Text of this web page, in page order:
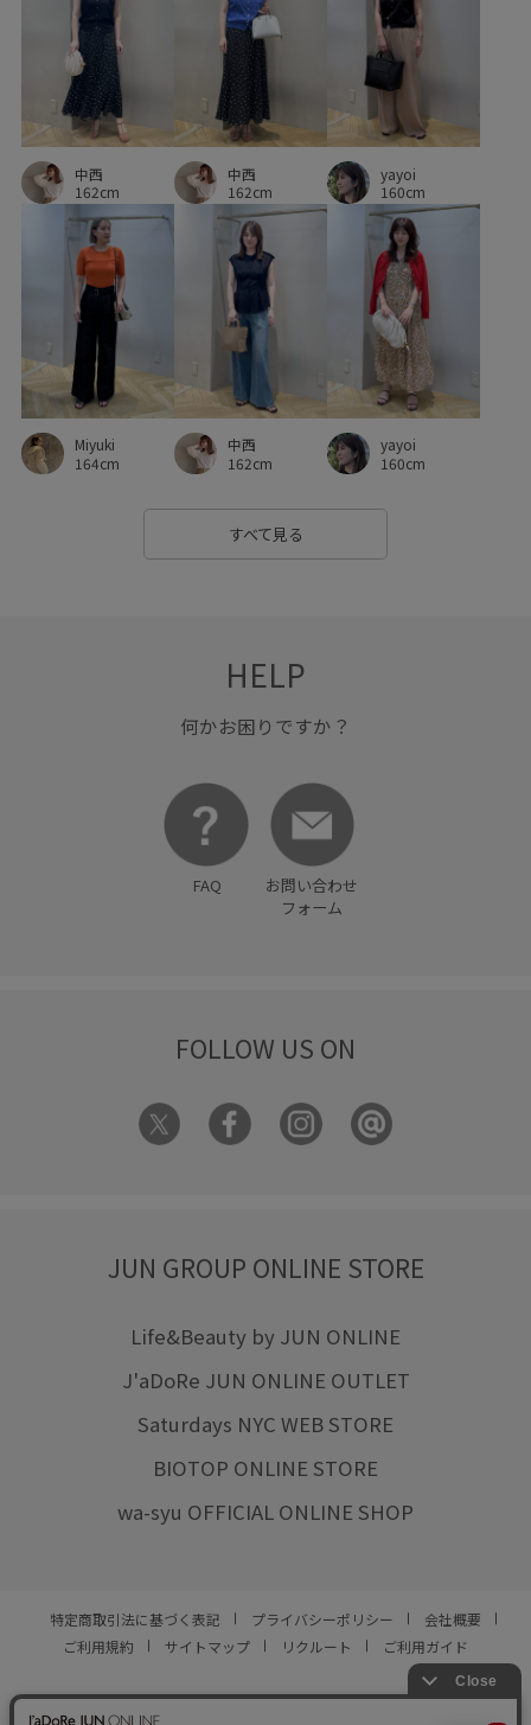
中西
162cm
中西
162cm
yayoi
160cm
Miyuki
164cm
中西
162cm
yayoi
160cm
すべて見る
HELP
何かお困りですか？
FAQ
お問い合わせ
フォーム
FOLLOW US ON
JUN GROUP ONLINE STORE
Life&Beauty by JUN ONLINE
J'aDoRe JUN ONLINE OUTLET
Saturdays NYC WEB STORE
BIOTOP ONLINE STORE
wa-syu OFFICIAL ONLINE SHOP
特定商取引法に基づく表記 プライバシーポリシー
会社概要
ご利用規約
サイトマップ リクルート ご利用ガイド